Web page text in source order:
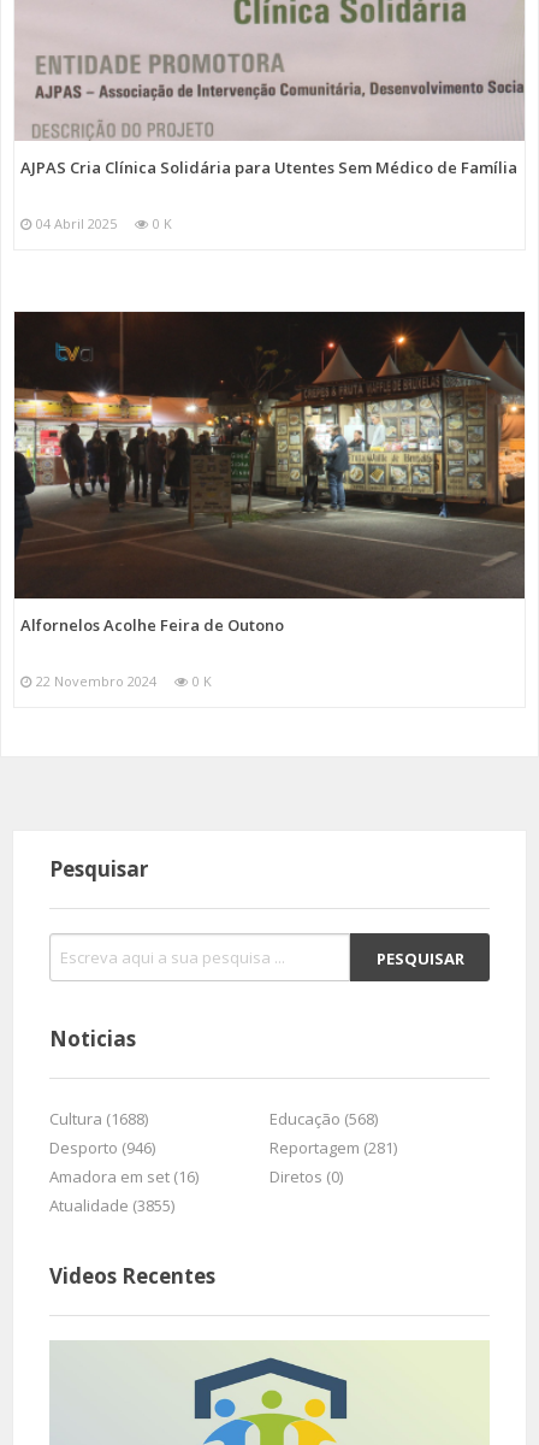
AJPAS Cria Clínica Solidária para Utentes Sem Médico de Família
04 Abril 2025 0 K
Alfornelos Acolhe Feira de Outono
22 Novembro 2024 0 K
Pesquisar
Noticias
Cultura (1688)
Educação (568)
Desporto (946)
Reportagem (281)
Amadora em set (16)
Diretos (0)
Atualidade (3855)
Videos Recentes